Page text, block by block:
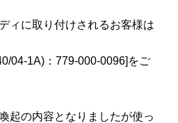
ィに取り付けされるお客様は
04-1A)：779-000-0096]をご
起の内容となりましたが使っ